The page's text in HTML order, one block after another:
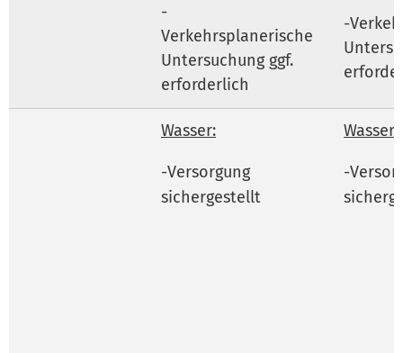
-
Verkehrsplanerische
Untersuchung ggf.
erforderlich
-
Wasser:
-Versorgung
sichergestellt
Wasser:
-